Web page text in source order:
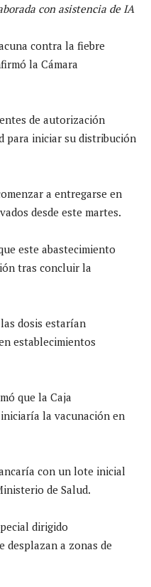
con asistencia de IA
contra la fiebre
la Cámara
de autorización
para iniciar su distribución
a entregarse en
desde este martes.
este abastecimiento
tras concluir la
dosis estarían
establecimientos
que la Caja
la vacunación en
con un lote inicial
de Salud.
dirigido
desplazan a zonas de